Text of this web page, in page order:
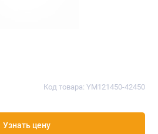
Код товара: YM121450-42450
Узнать цену